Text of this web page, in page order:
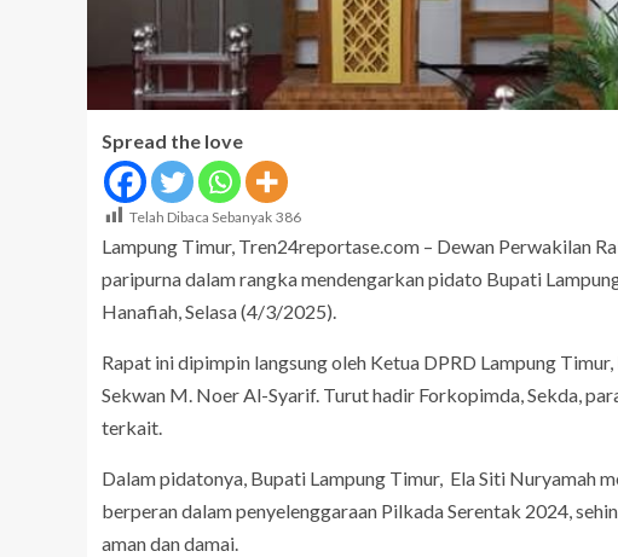
Spread the love
Telah Dibaca Sebanyak 386
Lampung Timur, Tren24reportase.com – Dewan Perwakilan
paripurna dalam rangka mendengarkan pidato Bupati
Hanafiah, Selasa (4/3/2025).
Rapat ini dipimpin langsung oleh Ketua DPRD Lampung
Sekwan M. Noer Al-Syarif. Turut hadir Forkopimda, Sekda,
terkait.
Dalam pidatonya, Bupati Lampung Timur, Ela Siti Nuryamah
berperan dalam penyelenggaraan Pilkada Serentak 2024,
aman dan damai.